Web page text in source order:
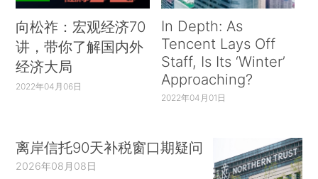
向松祚：宏观经济70
讲，带你了解国内外
经济大局
2022年04月06日
In Depth: As
Tencent Lays Off
Staff, Is Its ‘Winter’
Approaching?
2022年04月01日
离岸信托90天补税窗口期疑问
2026年08月08日